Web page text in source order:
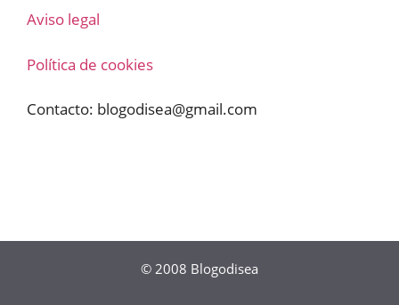
Aviso legal
Política de cookies
Contacto: blogodisea@gmail.com
© 2008 Blogodisea